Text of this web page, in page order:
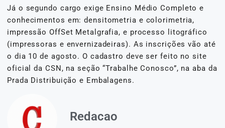
Já o segundo cargo exige Ensino Médio Completo e
conhecimentos em: densitometria e colorimetria,
impressão OffSet Metalgrafia, e processo litográfico
(impressoras e envernizadeiras). As inscrições vão até
o dia 10 de agosto. O cadastro deve ser feito no site
oficial da CSN, na seção “Trabalhe Conosco”, na aba da
Prada Distribuição e Embalagens.
Redacao